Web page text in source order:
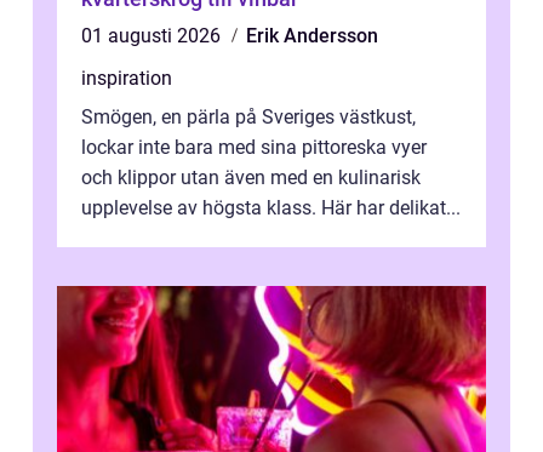
01 augusti 2026
Erik Andersson
inspiration
Smögen, en pärla på Sveriges västkust,
lockar inte bara med sina pittoreska vyer
och klippor utan även med en kulinarisk
upplevelse av högsta klass. Här har delikat...